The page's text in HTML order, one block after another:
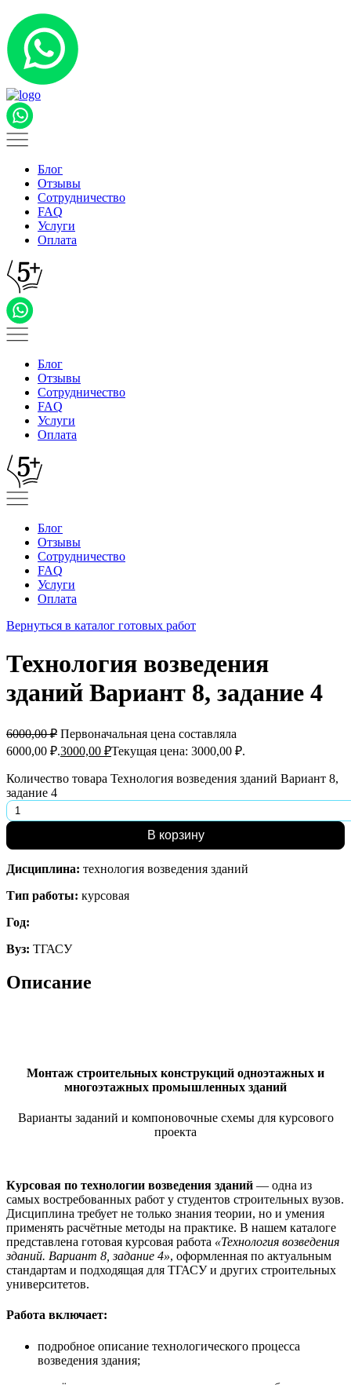
Блог
Отзывы
Сотрудничество
FAQ
Услуги
Оплата
Блог
Отзывы
Сотрудничество
FAQ
Услуги
Оплата
Блог
Отзывы
Сотрудничество
FAQ
Услуги
Оплата
Вернуться в каталог готовых работ
Технология возведения
зданий Вариант 8, задание 4
6000,00₽ Первоначальная цена составляла
6000,00 ₽.3000,00 ₽Текущая цена: 3000,00 ₽.
Количество товара Технология возведения зданий Вариант 8,
задание 4
В корзину
Дисциплина: технология возведения зданий
Тип работы: курсовая
Год:
Вуз: ТГАСУ
Описание
Монтаж строительных конструкций одноэтажных и
многоэтажных промышленных зданий
Варианты заданий и компоновочные схемы для курсового
проекта
Курсовая по технологии возведения зданий — одна из
самых востребованных работ у студентов строительных вузов.
Дисциплина требует не только знания теории, но и умения
применять расчётные методы на практике. В нашем каталоге
представлена готовая курсовая работа «Технология возведения
зданий. Вариант 8, задание 4», оформленная по актуальным
стандартам и подходящая для ТГАСУ и других строительных
университетов.
Работа включает:
подробное описание технологического процесса
возведения здания;